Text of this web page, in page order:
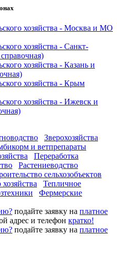
хозяйства - Москва и МО
хозяйства - Санкт-
хозяйства - Казань и
хозяйства - Крым
хозяйства - Ижевск и
Зверохозяйства
и ветпрепараты
Переработка
Растениеводство
сельхозобъектов
Тепличное
Фермерские
подайте заявку на платное
адрес и телефон кратко!
подайте заявку на платное